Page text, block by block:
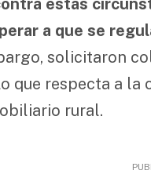
estas
a que se
solicitaron
que respecta a
rural.